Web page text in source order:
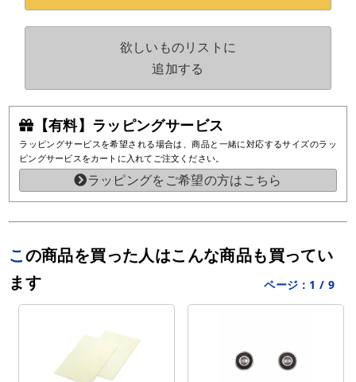
【有料】ラッピングサービス
ラッピングサービスを希望される場合は、商品と一緒に対応するサイズのラッ
ピングサービスをカートに入れてご注文ください。
ラッピングをご希望の方はこちら
欲しいものリストに
追加する
この商品を買った人はこんな商品も買ってい
ます
ページ： 1 / 9